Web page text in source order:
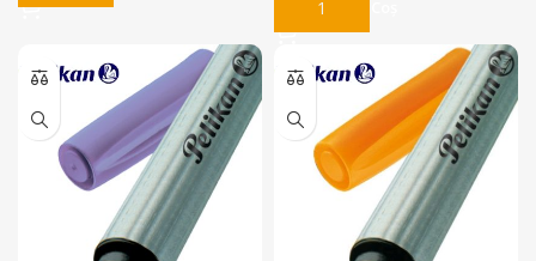
Adaugă În Coș